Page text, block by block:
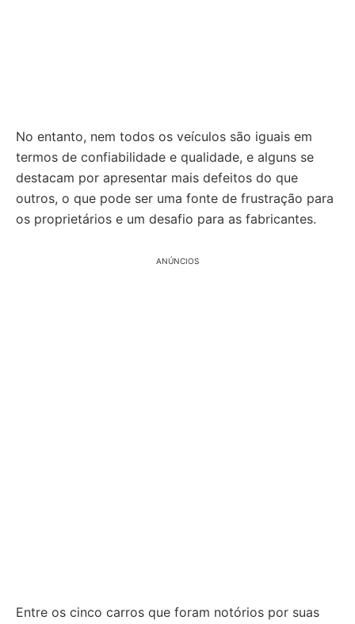
No entanto, nem todos os veículos são iguais em
termos de confiabilidade e qualidade, e alguns se
destacam por apresentar mais defeitos do que
outros, o que pode ser uma fonte de frustração para
os proprietários e um desafio para as fabricantes.
ANÚNCIOS
Entre os cinco carros que foram notórios por suas